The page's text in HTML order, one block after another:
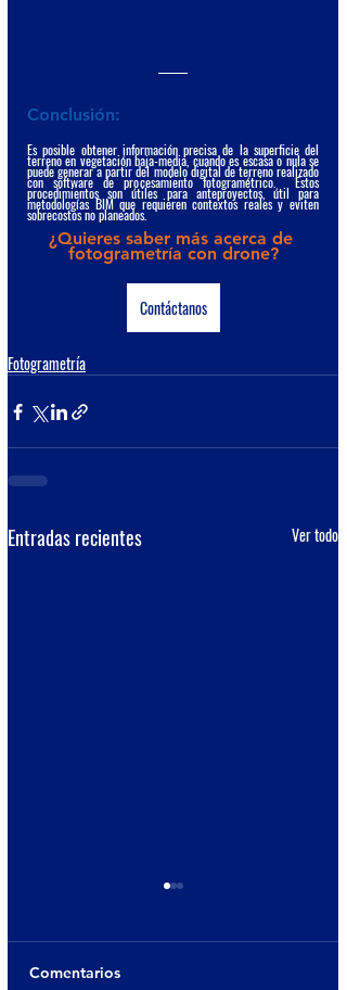
Conclusión:
Es posible obtener información precisa de la superficie del
terreno en vegetación baja-media, cuando es escasa o nula se
puede generar a partir del modelo digital de terreno realizado
con software de procesamiento fotogramétrico.  Estos
procedimientos son útiles para anteproyectos, útil para
metodologías BIM que requieren contextos reales y eviten
sobrecostos no planeados.
¿Quieres saber más acerca de
fotogrametría con drone?
Contáctanos
Fotogrametría
Entradas recientes Ver todo
Comentarios